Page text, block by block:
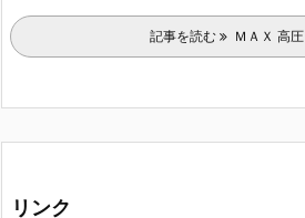
記事を読む ＭＡＸ 高
リンク